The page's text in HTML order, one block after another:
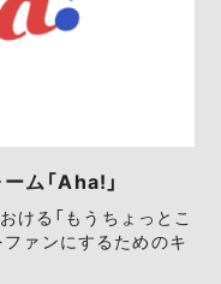
ム「Aha!」
ける「もうちょっとこ
ファンにするためのキ